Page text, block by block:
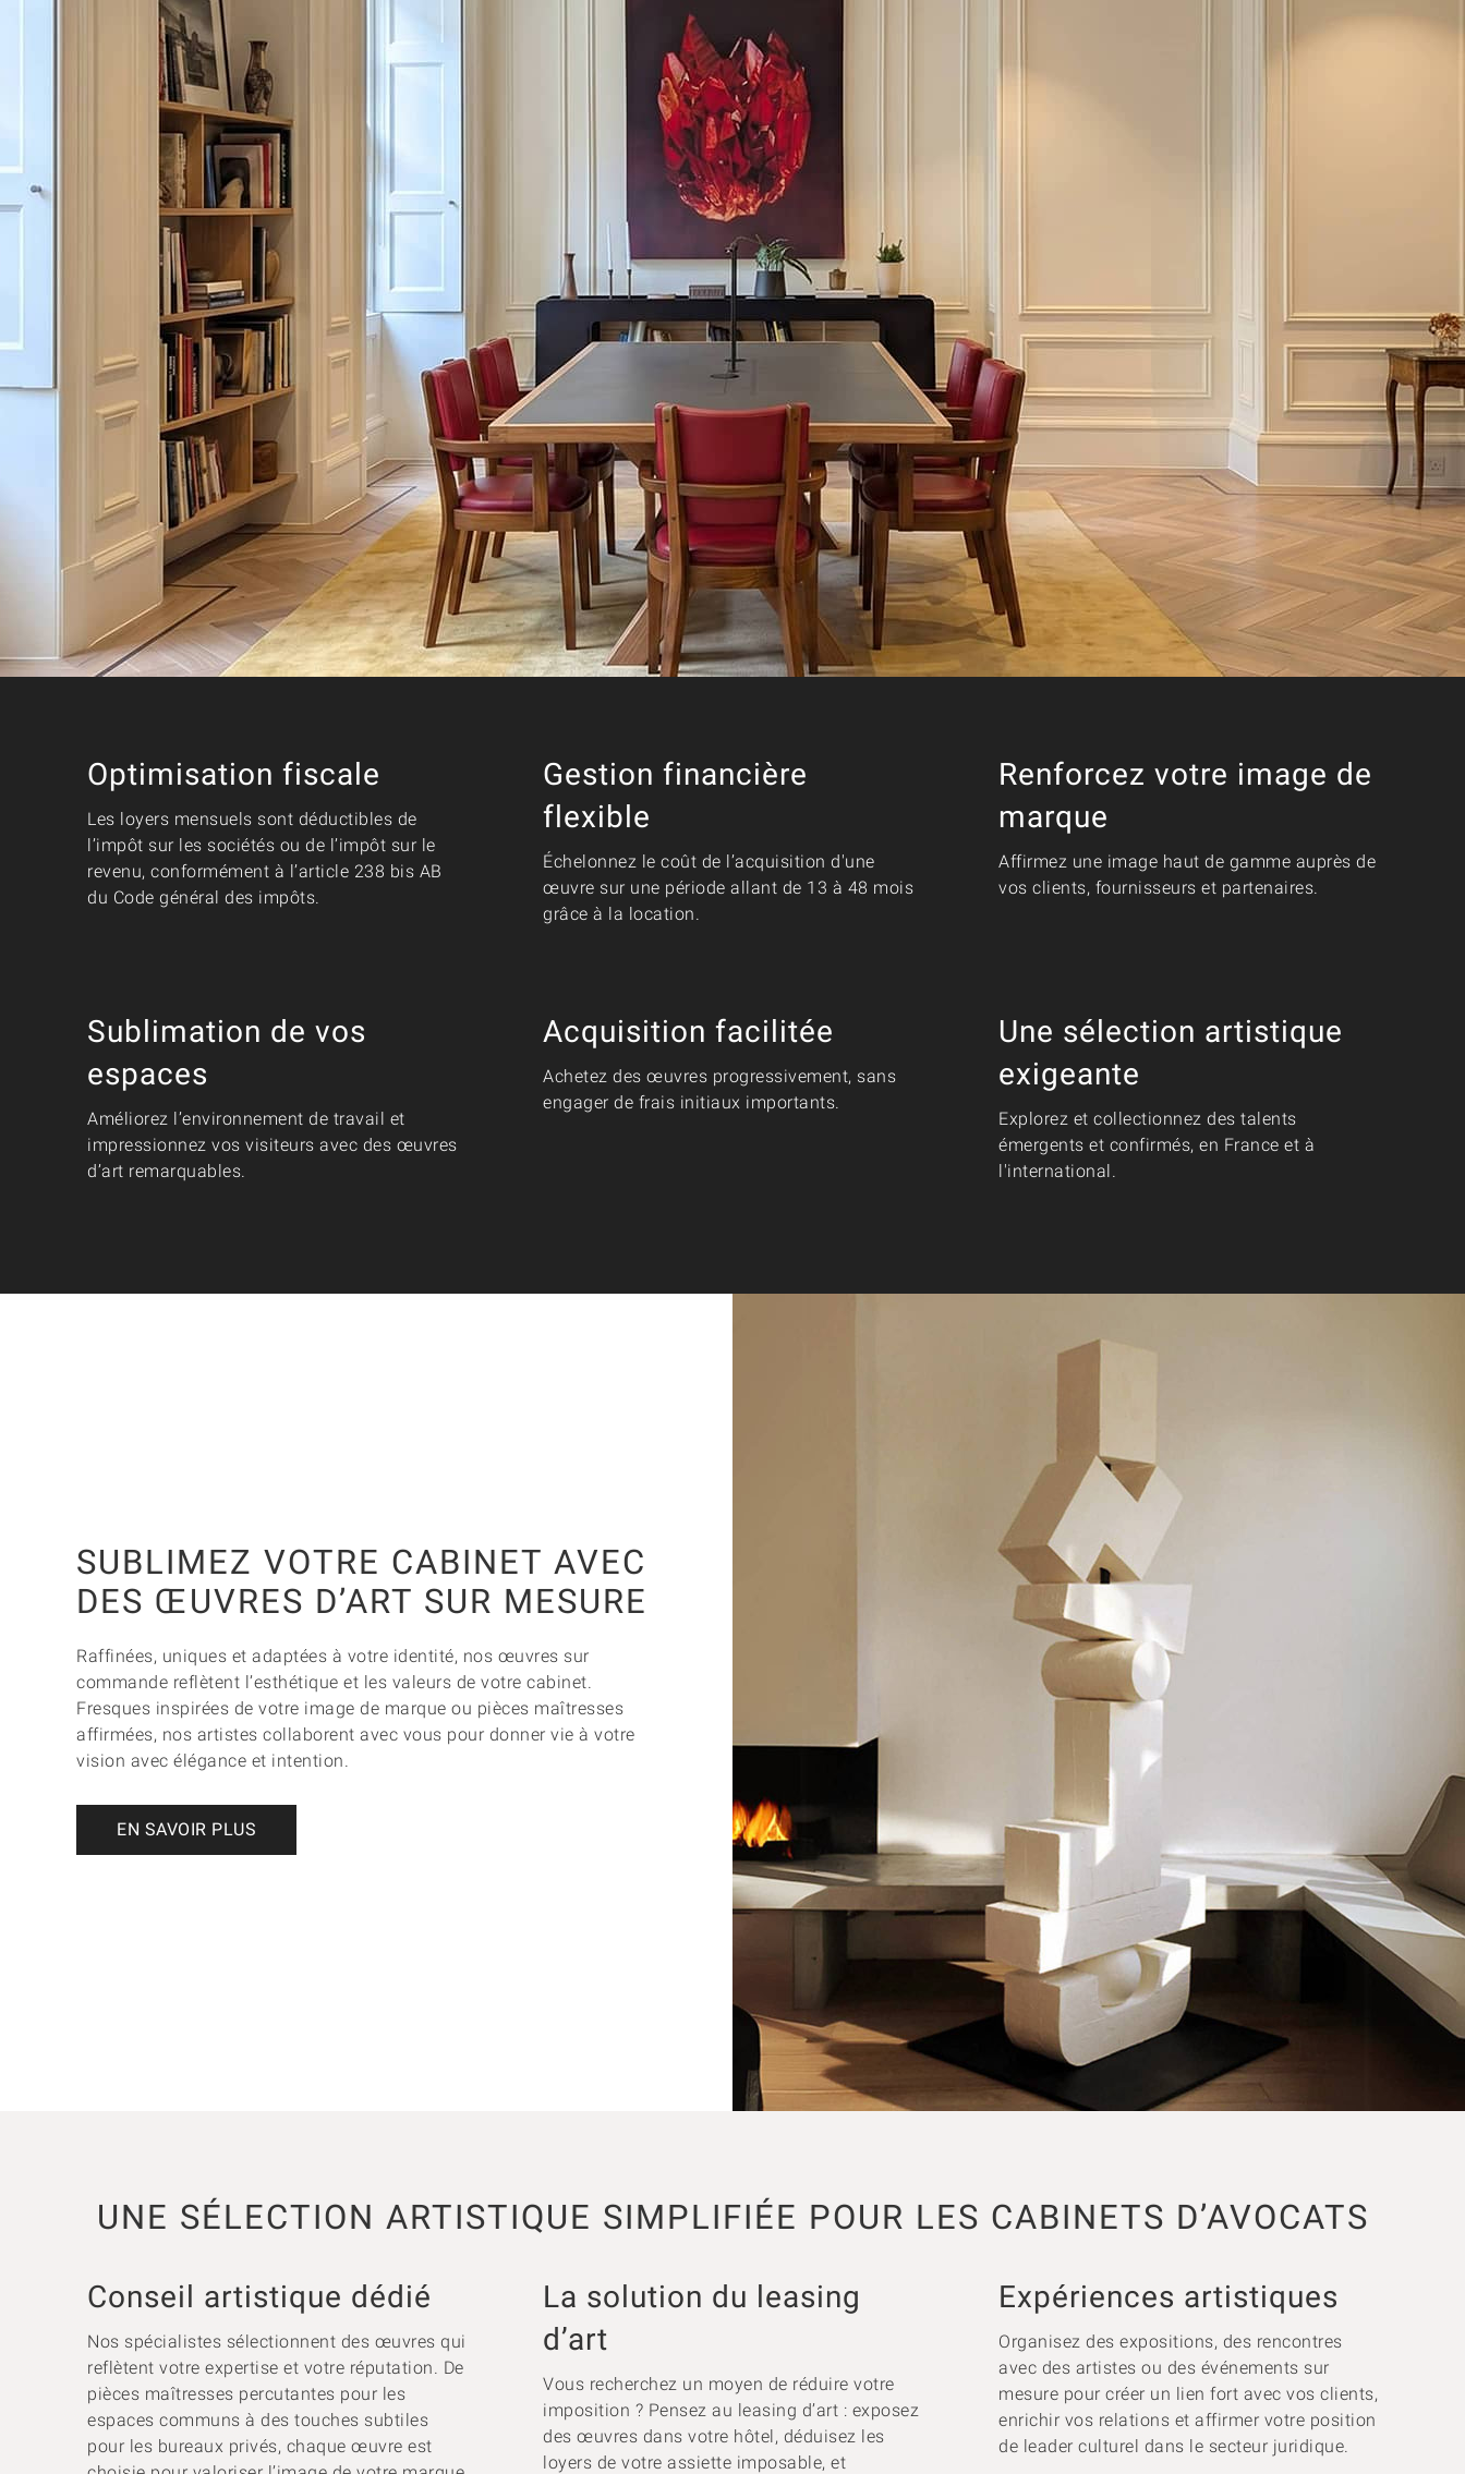
Optimisation fiscale
Les loyers mensuels sont déductibles de
l’impôt sur les sociétés ou de l’impôt sur le
revenu, conformément à l’article 238 bis AB
du Code général des impôts.
Gestion financière
flexible
Échelonnez le coût de l’acquisition d'une
œuvre sur une période allant de 13 à 48 mois
grâce à la location.
Renforcez votre image de
marque
Affirmez une image haut de gamme auprès de
vos clients, fournisseurs et partenaires.
Sublimation de vos
espaces
Améliorez l’environnement de travail et
impressionnez vos visiteurs avec des œuvres
d’art remarquables.
Acquisition facilitée
Achetez des œuvres progressivement, sans
engager de frais initiaux importants.
Une sélection artistique
exigeante
Explorez et collectionnez des talents
émergents et confirmés, en France et à
l'international.
SUBLIMEZ VOTRE CABINET AVEC
DES ŒUVRES D’ART SUR MESURE
Raffinées, uniques et adaptées à votre identité, nos œuvres sur
commande reflètent l’esthétique et les valeurs de votre cabinet.
Fresques inspirées de votre image de marque ou pièces maîtresses
affirmées, nos artistes collaborent avec vous pour donner vie à votre
vision avec élégance et intention.
EN SAVOIR PLUS
UNE SÉLECTION ARTISTIQUE SIMPLIFIÉE POUR LES CABINETS D’AVOCATS
Conseil artistique dédié
Nos spécialistes sélectionnent des œuvres qui
reflètent votre expertise et votre réputation. De
pièces maîtresses percutantes pour les
espaces communs à des touches subtiles
pour les bureaux privés, chaque œuvre est
La solution du leasing
d’art
Vous recherchez un moyen de réduire votre
imposition ? Pensez au leasing d’art : exposez
des œuvres dans votre hôtel, déduisez les
loyers de votre assiette imposable, et
Expériences artistiques
Organisez des expositions, des rencontres
avec des artistes ou des événements sur
mesure pour créer un lien fort avec vos clients,
enrichir vos relations et affirmer votre position
de leader culturel dans le secteur juridique.